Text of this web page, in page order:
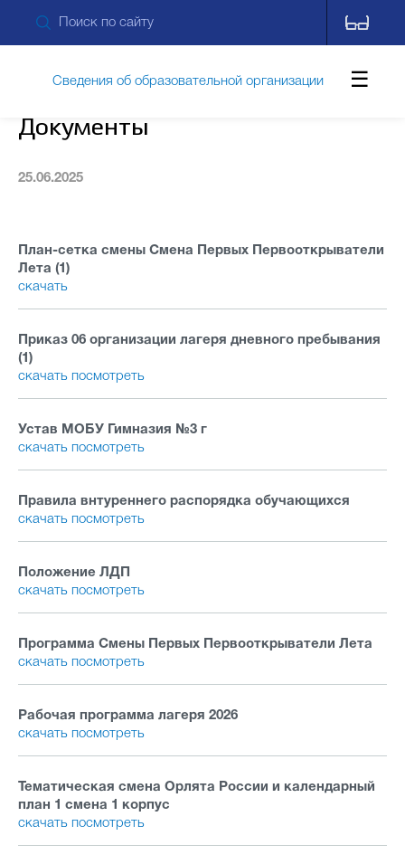
Документы
25.06.2025
План-сетка смены Смена Первых Первооткрыватели
Лета (1)
скачать
Приказ 06 организации лагеря дневного пребывания
(1)
скачать посмотреть
Устав МОБУ Гимназия №3 г
скачать посмотреть
Правила внтуреннего распорядка обучающихся
скачать посмотреть
Положение ЛДП
скачать посмотреть
Программа Смены Первых Первооткрыватели Лета
скачать посмотреть
Рабочая программа лагеря 2026
скачать посмотреть
Тематическая смена Орлята России и календарный
план 1 смена 1 корпус
скачать посмотреть
Сведения об образовательной организации